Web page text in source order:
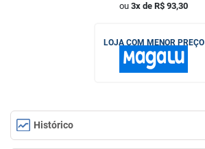
ou 3x de R$ 93,30
LOJA COM MENOR PREÇO
Histórico